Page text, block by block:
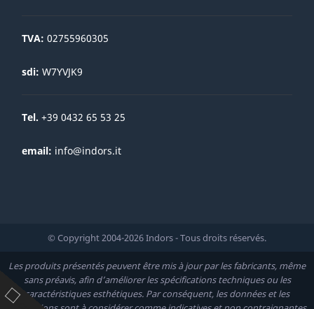
TVA: 02755960305
sdi: W7YVJK9
Tel. +39 0432 65 53 25
email: info@indors.it
© Copyright 2004-2026 Indors - Tous droits réservés.
Les produits présentés peuvent être mis à jour par les fabricants, même
sans préavis, afin d’améliorer les spécifications techniques ou les
caractéristiques esthétiques. Par conséquent, les données et les